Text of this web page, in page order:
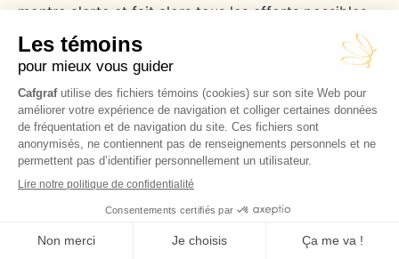
montre alerte et fait alors tous les efforts possibles
pour calmer la situation, mais en vain, car s’ensuit la
phase d’agression où les comportements violents
explosent et provoquent de la peur et de la
confusion chez la victime. Ensuite, vient la phase de
justification, le calme après la tempête.
L’agresseur.euse peut exprimer certains regrets,
donner des explications et parfois même s’excuser et
promettre de ne plus recommencer. Pour convaincre
la victime de rester l’agresseur.euse, peut se montrer
l’euphorie des premiers jours. La victime reprend